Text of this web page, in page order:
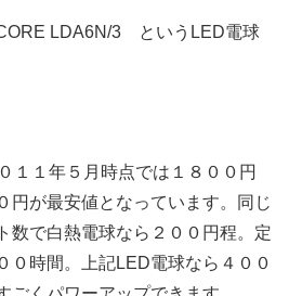
LDA6N/3 というLED電球
１１年５月時点では１８００円
円が最安値となっています。同じ
数で白熱電球なら２００円程。定
０時間。上記LED電球なら４００